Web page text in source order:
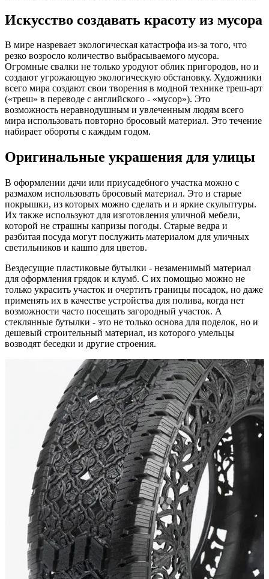
Искусство создавать красоту из мусора
В мире назревает экологическая катастрофа из-за того, что
резко возросло количество выбрасываемого мусора.
Огромные свалки не только уродуют облик пригородов, но и
создают угрожающую экологическую обстановку. Художники
всего мира создают свои творения в модной технике треш-арт
(«треш» в переводе с английского - «мусор»). Это
возможность неравнодушным и увлеченным людям всего
мира использовать повторно бросовый материал. Это течение
набирает обороты с каждым годом.
Оригинальные украшения для улицы
В оформлении дачи или приусадебного участка можно с
размахом использовать бросовый материал. Это и старые
покрышки, из которых можно сделать и и яркие скульптуры.
Их также используют для изготовления уличной мебели,
которой не страшны капризы погоды. Старые ведра и
разбитая посуда могут послужить материалом для уличных
светильников и кашпо для цветов.
Вездесущие пластиковые бутылки - незаменимый материал
для оформления грядок и клумб. С их помощью можно не
только украсить участок и очертить границы посадок, но даже
применять их в качестве устройства для полива, когда нет
возможности часто посещать загородный участок. А
стеклянные бутылки - это не только основа для поделок, но и
дешевый строительный материал, из которого умельцы
возводят беседки и другие строения.